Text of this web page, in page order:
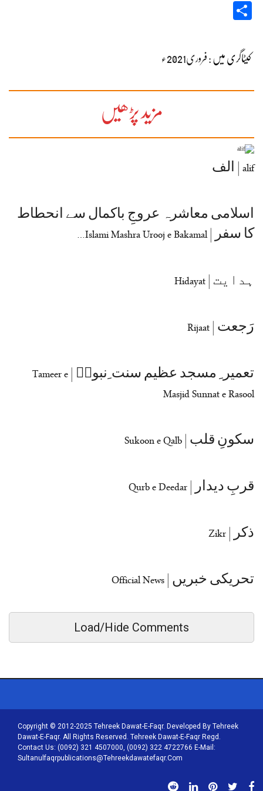
کیٹاگری میں : فروری2021ء
مزید پڑھیں
alif | الف
اسلامی معاشرہ عروجِ باکمال سے انحطاط
کا سفر | Islami Mashra Urooj e Bakamal…
ہدایت | Hidayat
رَجعت | Rijaat
تعمیر ِ مسجد عظیم سنت ِنبویؐ | Tameer e
Masjid Sunnat e Rasool
سکونِ قلب | Sukoon e Qalb
قربِ دیدار | Qurb e Deedar
ذکر | Zikr
تحریکی خبریں | Official News
Load/Hide Comments
Copyright © 2012-2025 Tehreek Dawat-E-Faqr. Developed By Tehreek
Dawat-E-Faqr. All Rights Reserved. Tehreek Dawat-E-Faqr Regd.
Contact Us: (0092) 321 4507000, (0092) 322 4722766 E-Mail:
Sultanulfaqrpublications@tehreekdawatefaqr.com